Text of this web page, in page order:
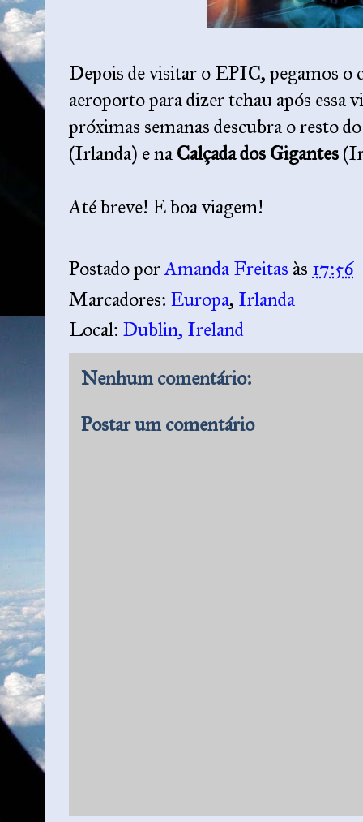
Depois de visitar o EPIC, pegamos o
aeroporto para dizer tchau após essa
próximas semanas descubra o resto
(Irlanda) e na Calçada dos Gigantes
Até breve! E boa viagem!
Postado porAmanda Freitas às 17:56
Marcadores: Europa, Irlanda
Local: Dublin, Ireland
Nenhum comentário:
Postar um comentário